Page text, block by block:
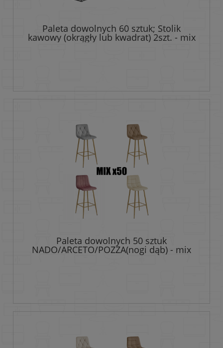
Paleta dowolnych 60 sztuk; Stolik
kawowy (okrągły lub kwadrat) 2szt. - mix
Paleta dowolnych 50 sztuk
NADO/ARCETO/POZZA(nogi dąb) - mix
modeli i kolorów